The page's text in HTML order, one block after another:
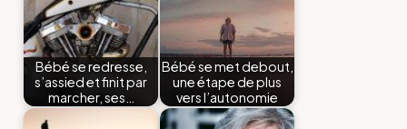
Bébé se redresse,
s’assied et finit par
marcher, ses…
Bébé se met debout,
une étape de plus
vers l’autonomie